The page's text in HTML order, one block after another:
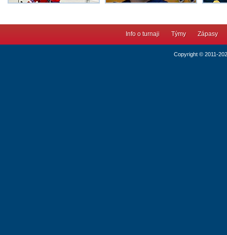
Info o turnaji Týmy Zápasy
Copyright © 2011-